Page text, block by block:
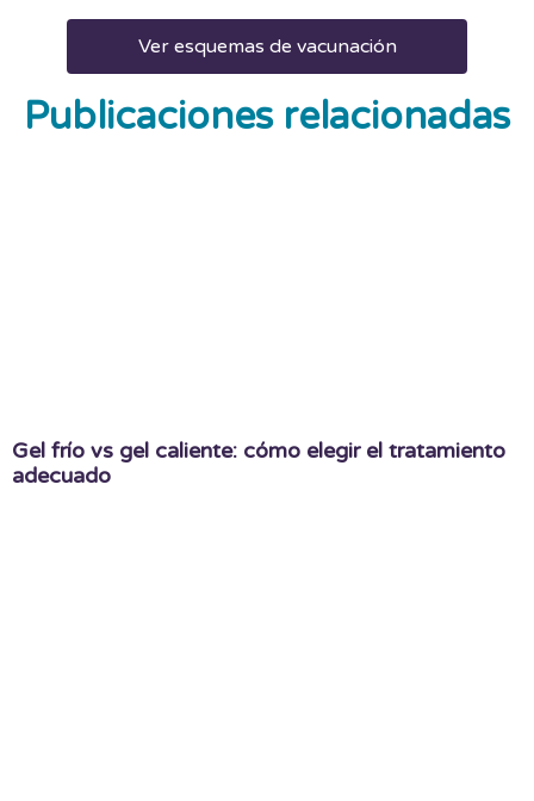
Ver esquemas de vacunación
Publicaciones relacionadas
Gel frío vs gel caliente: cómo elegir el tratamiento
adecuado